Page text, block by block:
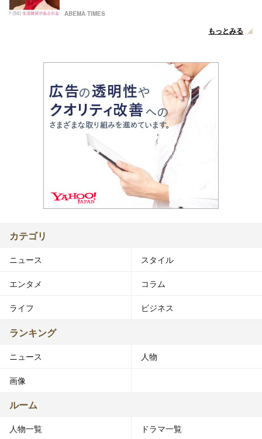
ABEMA TIMES
もっとみる
カテゴリ
ニュース スタイル
エンタメ コラム
ライフ ビジネス
ランキング
ニュース 人物
画像
ルーム
人物一覧 ドラマ一覧